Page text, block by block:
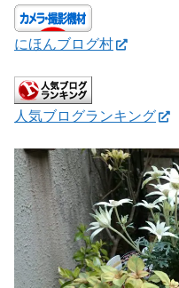
にほんブログ村
人気ブログランキング